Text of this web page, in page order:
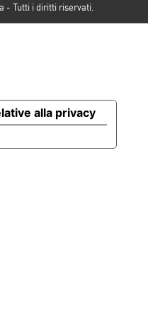
- Tutti i diritti riservati.
alla privacy